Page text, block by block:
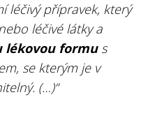
léčivý přípravek, který
léčivé látky a
lékovou formus
se kterým je v
(…)“